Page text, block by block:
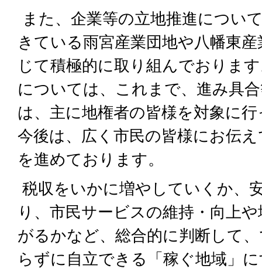
また、企業等の立地推進につい
きている雨宮産業団地や八幡東
じて積極的に取り組んでおりま
については、これまで、進み具
は、主に地権者の皆様を対象に
今後は、広く市民の皆様にお伝
を進めております。
税収をいかに増やしていくか、
り、市民サービスの維持・向上
がるかなど、総合的に判断して
らずに自立できる「稼ぐ地域」